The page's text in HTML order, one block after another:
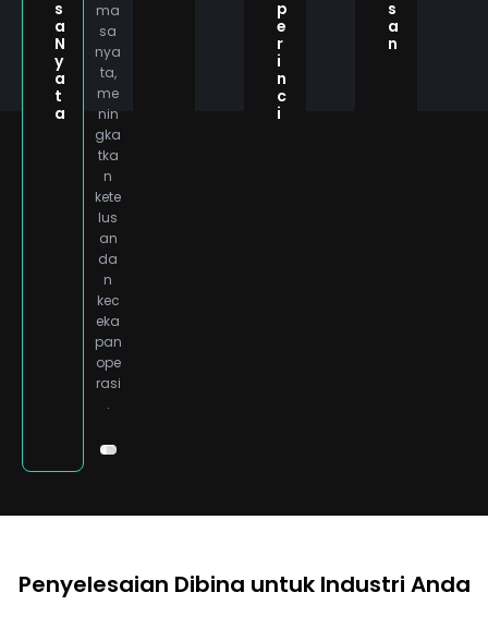
s
a
N
y
a
t
a
ma
sa
nya
ta,
me
nin
gka
tka
n
kete
lus
an
da
n
kec
eka
pan
ope
rasi
.
p
e
r
i
n
c
i
s
a
n
Penyelesaian Dibina untuk Industri Anda